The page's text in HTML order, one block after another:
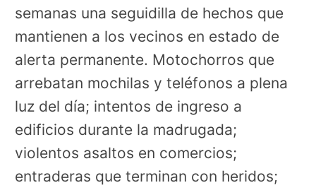
semanas una seguidilla de hechos que
mantienen a los vecinos en estado de
alerta permanente. Motochorros que
arrebatan mochilas y teléfonos a plena
luz del día; intentos de ingreso a
edificios durante la madrugada;
violentos asaltos en comercios;
entraderas que terminan con heridos;